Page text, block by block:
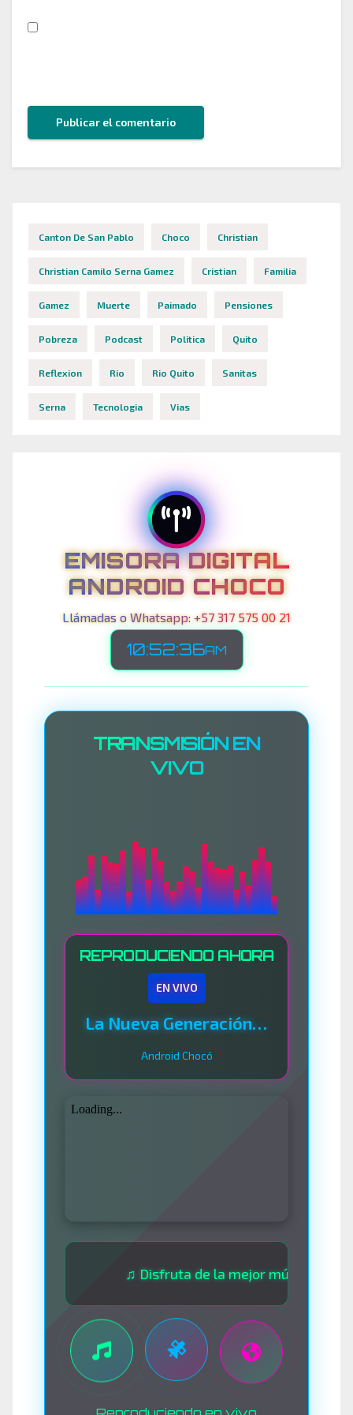
Canton De San Pablo Choco Christian
Christian Camilo Serna Gamez Cristian Familia
Gamez Muerte Paimado Pensiones
Pobreza Podcast Politica Quito
Reflexion Rio Rio Quito Sanitas
Serna Tecnologia Vias
EMISORA DIGITAL
ANDROID CHOCO
Llámadas o Whatsapp: +57 317 575 00 21
10:52:39AM
TRANSMISIÓN EN
VIVO
REPRODUCIENDO AHORA
EN VIVO
La Nueva Generación Del Sistema
Android Chocó
♫ Disfruta de la mejor música las 24